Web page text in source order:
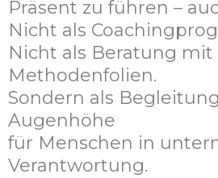
Präsent zu führen –
Nicht als
Nicht als Beratung mit
Methodenfolien.
Sondern als
Augenhöhe
für Menschen in
Verantwortung.